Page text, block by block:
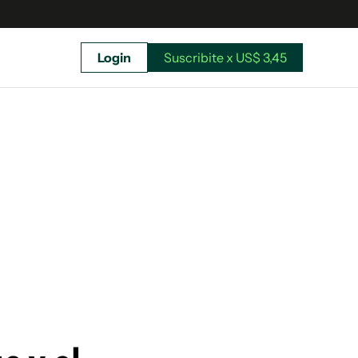
Login Suscribite x US$ 3,45